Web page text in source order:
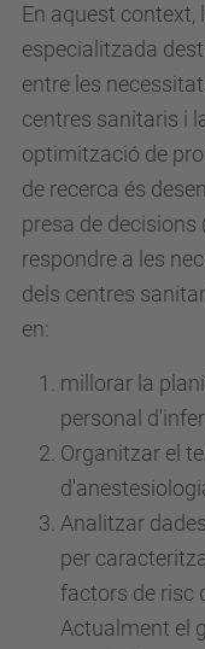
En aquest
especialitzada
entre les
centres sanitaris i
optimització de
de recerca és
presa de
respondre a les
dels centres
en:
millorar la
personal
Organitzar el
Analitzar
per
factors de risc
Actualment el